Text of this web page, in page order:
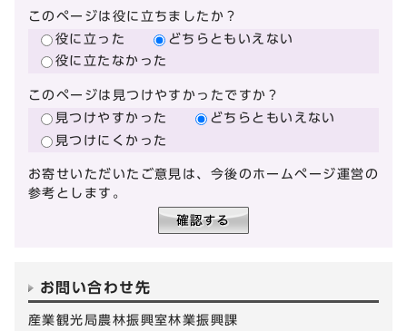
このページは役に立ちましたか？
役に立った
どちらともいえない
役に立たなかった
このページは見つけやすかったですか？
見つけやすかった
どちらともいえない
見つけにくかった
お寄せいただいたご意見は、今後のホームページ運営の
参考とします。
お問い合わせ先
産業観光局農林振興室林業振興課